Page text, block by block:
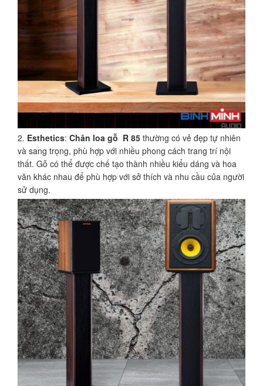
Esthetics: Chân loa gỗ R 85 thường có vẻ đẹp tự nhiên
và sang trọng, phù hợp với nhiều phong cách trang trí nội
thất. Gỗ có thể được chế tạo thành nhiều kiểu dáng và hoa
văn khác nhau để phù hợp với sở thích và nhu cầu của người
sử dụng.